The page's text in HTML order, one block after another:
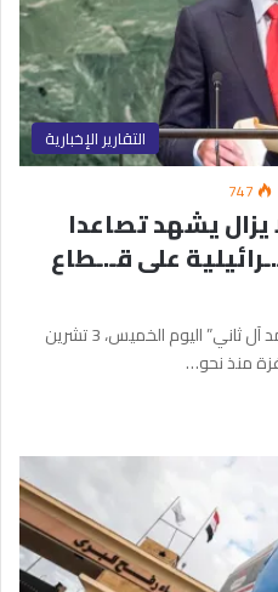
التقارير الإخبارية
747
يزال يشهد تصاعدا
على قـ.ـطاع
أكد أمير دولة قطر الشيخ “تميم بن حمد آل ثاني” اليوم الخميس، 3 تشرين
منذ نحو…